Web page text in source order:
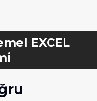
EXCEL